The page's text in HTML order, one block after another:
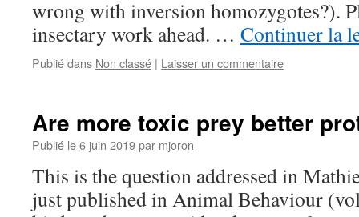
wrong with inversion homozygotes?).
insectary work ahead. … Continuer la
Publié dans Non classé | Laisser un commentaire
Are more toxic prey better
Publié le6 juin 2019par mjoron
This is the question addressed in
just published in Animal Behaviour